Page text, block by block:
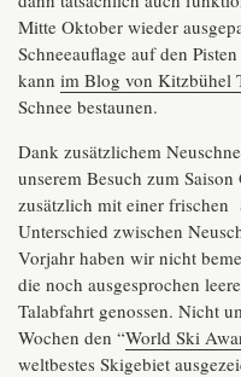
Mitte Oktober wieder
Schneeauflage auf den
kann im Blog von Kitzbühel
Schnee bestaunen.
Dank zusätzlichem
unserem Besuch zum
zusätzlich mit einer frischen
Unterschied zwischen
Vorjahr haben wir nicht
die noch ausgesprochen
Talabfahrt genossen. Nicht
Wochen den “World Ski
weltbestes Skigebiet